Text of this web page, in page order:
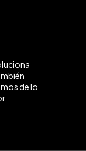
de lo